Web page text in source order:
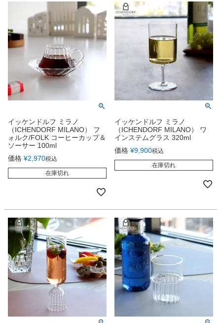
イッケンドルフ ミラノ
（ICHENDORF MILANO） フ
ォルク/FOLK コーヒーカップ＆
ソーサー 100ml
価格 ¥2,970税込
在庫切れ
イッケンドルフ ミラノ
（ICHENDORF MILANO） ワ
インステムグラス 320ml
価格 ¥9,900税込
在庫切れ